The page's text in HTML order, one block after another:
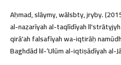
Aḥmad, slāymy, wālsbty, jryby.
al-naẓarīyah al-taqlīdīyah
qirāʼah falsafīyah wa-iqtirāḥ
Baghdād lil-ʻUlūm al-iqtiṣādīyah al-